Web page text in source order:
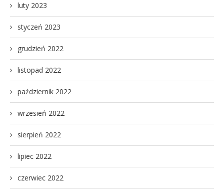
luty 2023
styczeń 2023
grudzień 2022
listopad 2022
październik 2022
wrzesień 2022
sierpień 2022
lipiec 2022
czerwiec 2022